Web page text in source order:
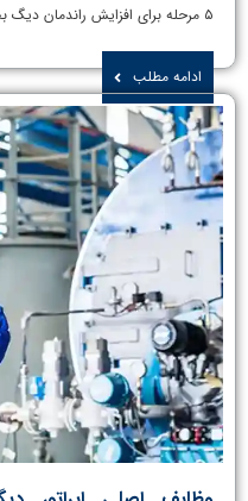
۵ مرحله برای افزایش راندمان دیگ بخار: مرحله اول: بررسی ...
ادامه مطلب